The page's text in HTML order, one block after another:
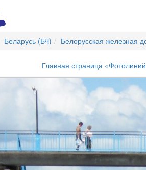
Беларусь (БЧ) Белорусская железная
Главная страница